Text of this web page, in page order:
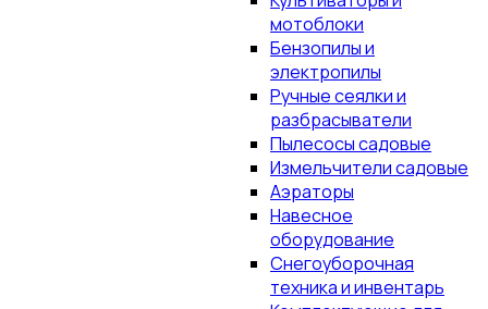
мотоблоки
Бензопилы и
электропилы
Ручные сеялки и
разбрасыватели
Пылесосы садовые
Измельчители садовые
Аэраторы
Навесное
оборудование
Снегоуборочная
техника и инвентарь